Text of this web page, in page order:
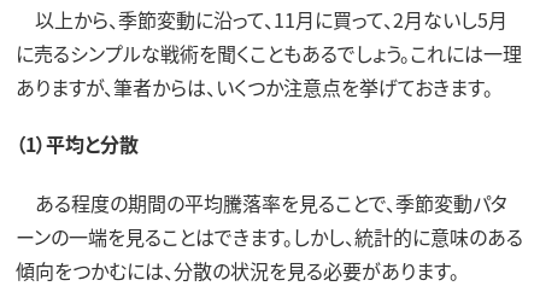
以上から、季節変動に沿って、11月に買って、2月ないし5月
に売るシンプルな戦術を聞くこともあるでしょう。これには一理
ありますが、筆者からは、いくつか注意点を挙げておきます。
（1）平均と分散
ある程度の期間の平均騰落率を見ることで、季節変動パタ
ーンの一端を見ることはできます。しかし、統計的に意味のある
傾向をつかむには、分散の状況を見る必要があります。